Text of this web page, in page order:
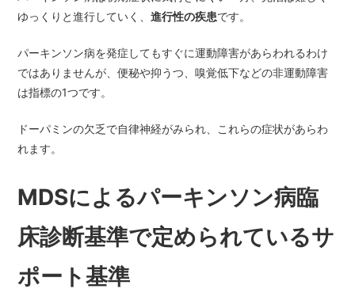
ゆっくりと進行していく、進行性の疾患です。
パーキンソン病を発症してもすぐに運動障害があらわれるわけ
ではありませんが、便秘や抑うつ、嗅覚低下などの非運動障害
は指標の1つです。
ドーパミンの欠乏で自律神経がみられ、これらの症状があらわ
れます。
MDSによるパーキンソン病臨
床診断基準で定められているサ
ポート基準